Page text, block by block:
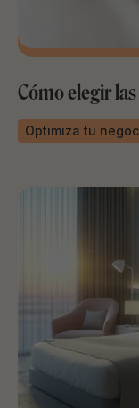
Cómo elegir
Optimiza tu